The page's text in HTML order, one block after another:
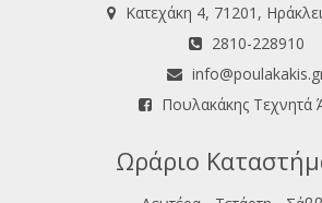
Κατεχάκη 4, 71201,
2810-228910
Πουλακάκης Τεχνητά
Ωράριο